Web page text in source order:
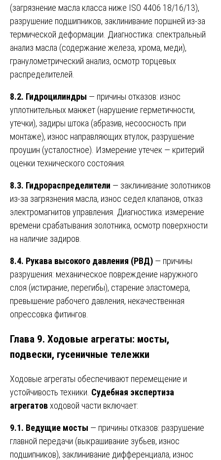
(загрязнение масла класса ниже ISO 4406 18/16/13),
разрушение подшипников, заклинивание поршней из-за
термической деформации. Диагностика: спектральный
анализ масла (содержание железа, хрома, меди),
гранулометрический анализ, осмотр торцевых
распределителей.
8.2. Гидроцилиндры — причины отказов: износ
уплотнительных манжет (нарушение герметичности,
утечки), задиры штока (абразив, несоосность при
монтаже), износ направляющих втулок, разрушение
проушин (усталостное). Измерение утечек — критерий
оценки технического состояния.
8.3. Гидрораспределители — заклинивание золотников
из-за загрязнения масла, износ седел клапанов, отказ
электромагнитов управления. Диагностика: измерение
времени срабатывания золотника, осмотр поверхности
на наличие задиров.
8.4. Рукава высокого давления (РВД) — причины
разрушения: механическое повреждение наружного
слоя (истирание, перегибы), старение эластомера,
превышение рабочего давления, некачественная
опрессовка фитингов.
Глава 9. Ходовые агрегаты: мосты,
подвески, гусеничные тележки
Ходовые агрегаты обеспечивают перемещение и
устойчивость техники. Судебная экспертиза
агрегатовходовой части включает:
9.1. Ведущие мосты — причины отказов: разрушение
главной передачи (выкрашивание зубьев, износ
подшипников), заклинивание дифференциала, износ